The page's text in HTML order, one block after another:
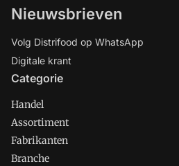
Nieuwsbrieven
Volg Distrifood op WhatsApp
Digitale krant
Categorie
Handel
Assortiment
Fabrikanten
Branche